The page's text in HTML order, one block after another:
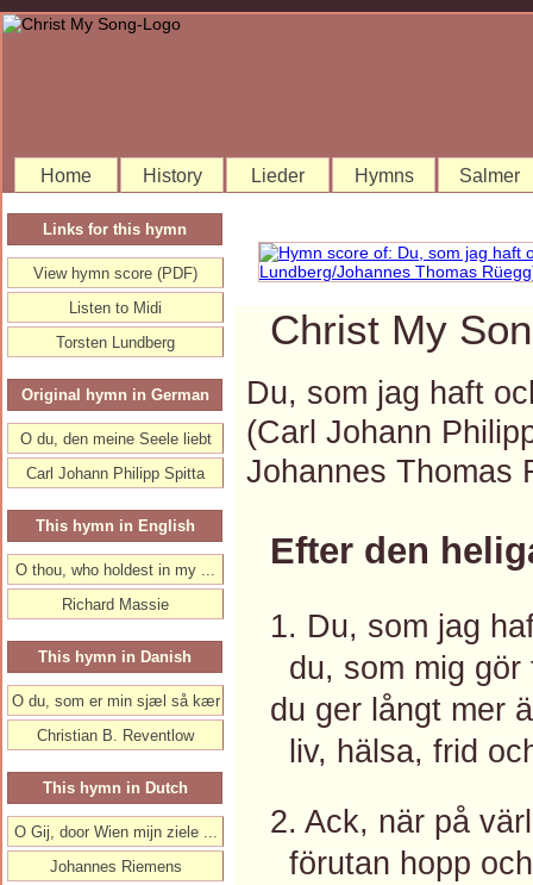
Home History Lieder Hymns Salmer
Christ My
Du, som jag haft
(Carl Johann
Johannes Thomas
Efter den
1. Du, som jag
du, som mig gör
du ger långt mer
liv, hälsa, frid
2. Ack, när på
förutan hopp
Links for this hymn
View hymn score (PDF)
Listen to Midi
Torsten Lundberg
Original hymn in German
O du, den meine Seele liebt
Carl Johann Philipp Spitta
This hymn in English
O thou, who holdest in my ...
Richard Massie
This hymn in Danish
O du, som er min sjæl så kær
Christian B. Reventlow
This hymn in Dutch
O Gij, door Wien mijn ziele ...
Johannes Riemens